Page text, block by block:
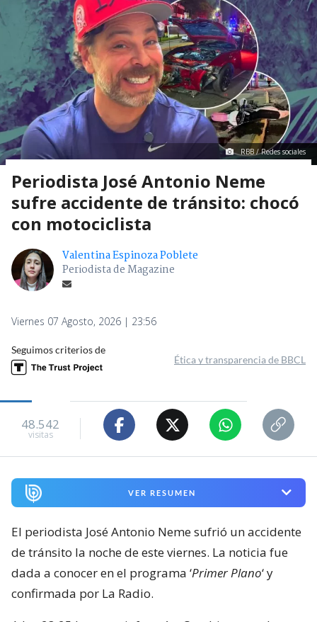
RBB / Redes sociales
Periodista José Antonio Neme
sufre accidente de tránsito: chocó
con motociclista
Valentina Espinoza Poblete
Periodista de Magazine
Viernes 07 Agosto, 2026 | 23:56
Seguimos criterios de
Ética y transparencia de BBCL
48.542
visitas
VER RESUMEN
El periodista José Antonio Neme sufrió un accidente
de tránsito la noche de este viernes. La noticia fue
dada a conocer en el programa ‘Primer Plano‘ y
confirmada por La Radio.